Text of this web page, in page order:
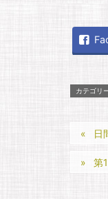
カテゴリ
日
第